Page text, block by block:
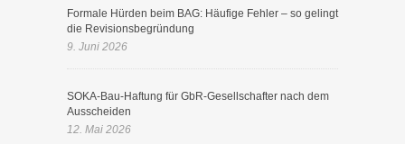
Formale Hürden beim BAG: Häufige Fehler – so gelingt
die Revisionsbegründung
9. Juni 2026
SOKA-Bau-Haftung für GbR-Gesellschafter nach dem
Ausscheiden
12. Mai 2026